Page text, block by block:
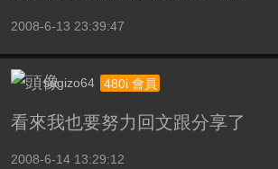
2008-6-13 23:39:47
sugizo64 480i 會員
看來我也要努力回文跟分享了
2008-6-14 13:29:12